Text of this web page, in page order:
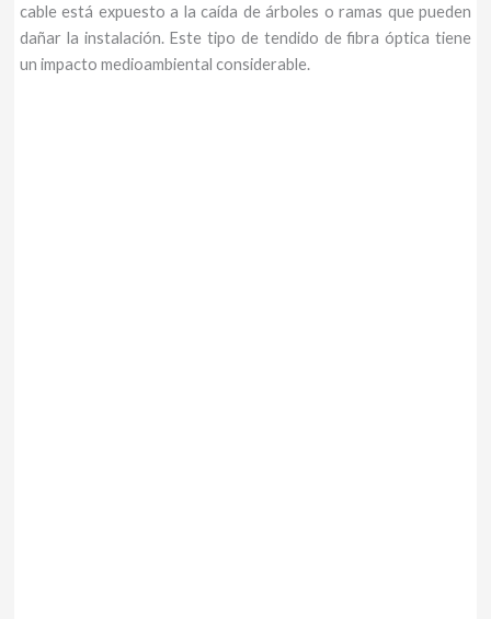
cable está expuesto a la caída de árboles o ramas que pueden
dañar la instalación. Este tipo de tendido de fibra óptica tiene
un impacto medioambiental considerable.